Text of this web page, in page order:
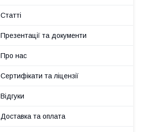
Статті
Презентації та документи
Про нас
Сертифікати та ліцензії
Відгуки
Доставка та оплата